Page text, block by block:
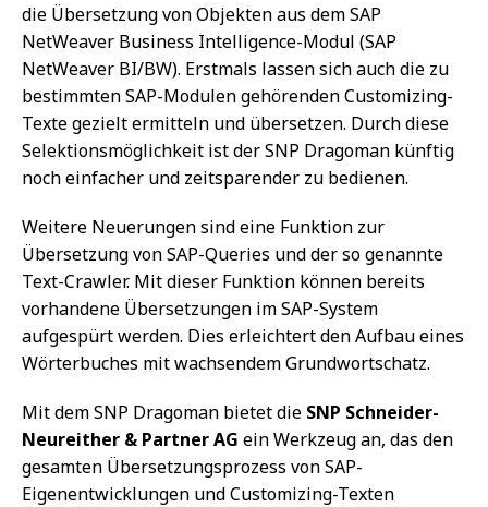
die Übersetzung von Objekten aus dem SAP
NetWeaver Business Intelligence-Modul (SAP
NetWeaver BI/BW). Erstmals lassen sich auch die zu
bestimmten SAP-Modulen gehörenden Customizing-
Texte gezielt ermitteln und übersetzen. Durch diese
Selektionsmöglichkeit ist der SNP Dragoman künftig
noch einfacher und zeitsparender zu bedienen.
Weitere Neuerungen sind eine Funktion zur
Übersetzung von SAP-Queries und der so genannte
Text-Crawler. Mit dieser Funktion können bereits
vorhandene Übersetzungen im SAP-System
aufgespürt werden. Dies erleichtert den Aufbau eines
Wörterbuches mit wachsendem Grundwortschatz.
Mit dem SNP Dragoman bietet die SNP Schneider-
Neureither & Partner AG ein Werkzeug an, das den
gesamten Übersetzungsprozess von SAP-
Eigenentwicklungen und Customizing-Texten